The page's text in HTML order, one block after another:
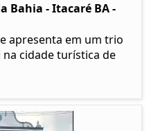
Bahia - Itacaré BA -
apresenta em um trio
cidade turística de